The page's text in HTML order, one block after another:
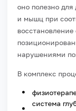
оно полезно
и мышц при
нарушениями
В комплекс
система